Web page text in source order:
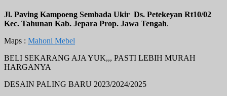
Jl. Paving Kampoeng Sembada Ukir Ds. Petekeyan Rt10/02
Kec. Tahunan Kab. Jepara Prop. Jawa Tengah.
Maps : Mahoni Mebel
BELI SEKARANG AJA YUK,,, PASTI LEBIH MURAH
HARGANYA
DESAIN PALING BARU 2023/2024/2025